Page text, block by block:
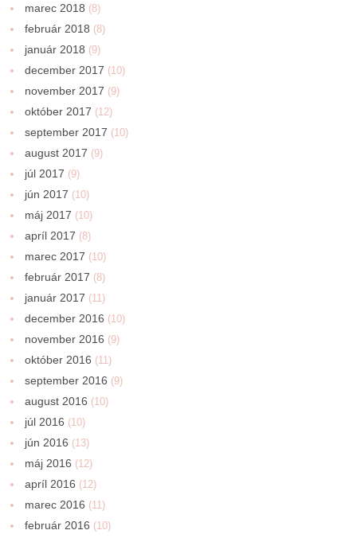
marec 2018 (8)
február 2018 (8)
január 2018 (9)
december 2017 (10)
november 2017 (9)
október 2017 (12)
september 2017 (10)
august 2017 (9)
júl 2017 (9)
jún 2017 (10)
máj 2017 (10)
apríl 2017 (8)
marec 2017 (10)
február 2017 (8)
január 2017 (11)
december 2016 (10)
november 2016 (9)
október 2016 (11)
september 2016 (9)
august 2016 (10)
júl 2016 (10)
jún 2016 (13)
máj 2016 (12)
apríl 2016 (12)
marec 2016 (11)
február 2016 (10)